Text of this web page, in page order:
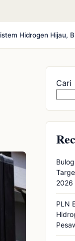
Hidrogen Hijau,
Cari
2026
PLN